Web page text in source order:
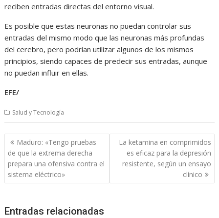
reciben entradas directas del entorno visual.
Es posible que estas neuronas no puedan controlar sus
entradas del mismo modo que las neuronas más profundas
del cerebro, pero podrían utilizar algunos de los mismos
principios, siendo capaces de predecir sus entradas, aunque
no puedan influir en ellas.
EFE/
Salud y Tecnología
Navegación
de
entradas
Maduro: «Tengo pruebas
de que la extrema derecha
prepara una ofensiva contra el
sistema eléctrico»
La ketamina en comprimidos
es eficaz para la depresión
resistente, según un ensayo
clínico
Entradas relacionadas